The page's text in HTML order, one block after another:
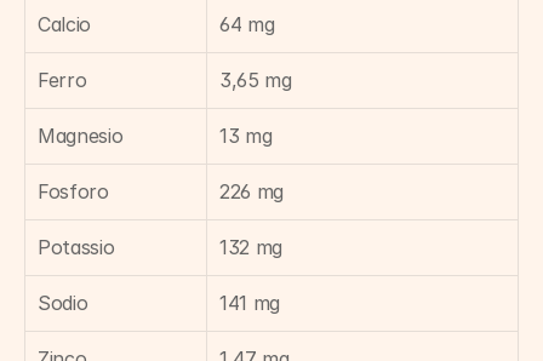
Calcio 64 mg
Ferro 3,65 mg
Magnesio 13 mg
Fosforo 226 mg
Potassio 132 mg
Sodio 141 mg